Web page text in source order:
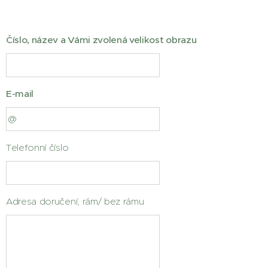
Číslo, název a Vámi zvolená velikost obrazu
E-mail
Telefonní číslo
Adresa doručení, rám/ bez rámu